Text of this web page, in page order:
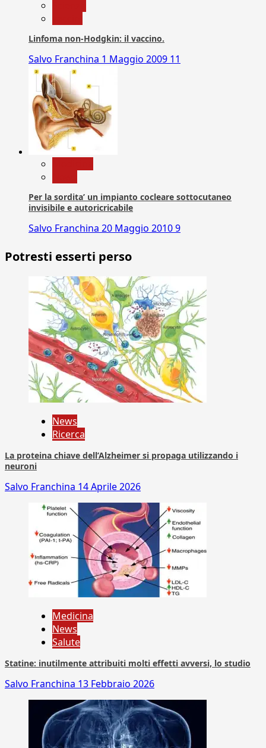
Linfoma non-Hodgkin: il vaccino.
Salvo Franchina 1 Maggio 2009 11
Per la sordita’ un impianto cocleare sottocutaneo
invisibile e autoricricabile
Salvo Franchina 20 Maggio 20109
Potresti esserti perso
News
Ricerca
La proteina chiave dell’Alzheimer si propaga utilizzando i
neuroni
Salvo Franchina 14 Aprile 2026
Medicina
News
Salute
Statine: inutilmente attribuiti molti effetti avversi, lo studio
Salvo Franchina 13 Febbraio 2026